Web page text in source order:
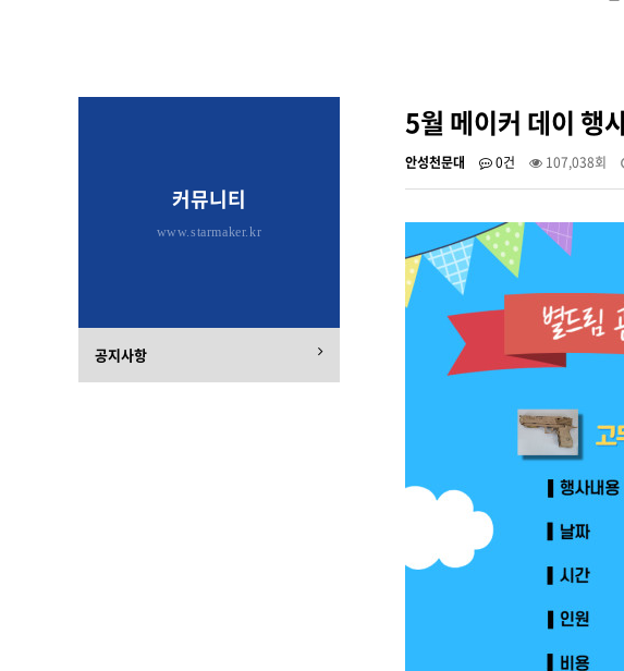
5월 메이커 데이 행
안성천문대 0건 107,038회
커뮤니티
www.starmaker.kr
공지사항